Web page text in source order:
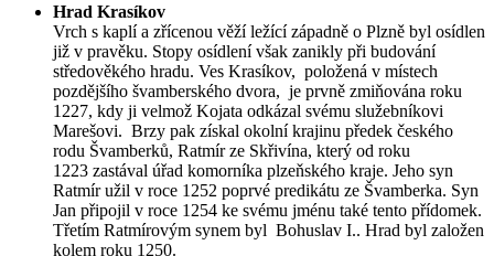
Hrad Krasíkov
Vrch s kaplí a zřícenou věží ležící západně o Plzně byl osídlen
již v pravěku. Stopy osídlení však zanikly při budování
středověkého hradu. Ves Krasíkov, položená v místech
pozdějšího švamberského dvora, je prvně zmiňována roku
1227, kdy ji velmož Kojata odkázal svému služebníkovi
Marešovi. Brzy pak získal okolní krajinu předek českého
rodu Švamberků, Ratmír ze Skřivína, který od roku
1223 zastával úřad komorníka plzeňského kraje. Jeho syn
Ratmír užil v roce 1252 poprvé predikátu ze Švamberka. Syn
Jan připojil v roce 1254 ke svému jménu také tento přídomek.
Třetím Ratmírovým synem byl Bohuslav I.. Hrad byl založen
kolem roku 1250.